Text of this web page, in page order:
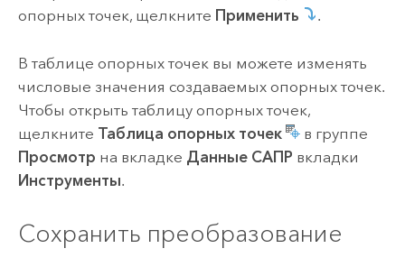
опорных точек, щелкните Применить .
В таблице опорных точек вы можете изменять
числовые значения создаваемых опорных точек.
Чтобы открыть таблицу опорных точек,
щелкните Таблица опорных точек
в группе
Просмотр на вкладке Данные САПР вкладки
Инструменты.
Сохранить преобразование